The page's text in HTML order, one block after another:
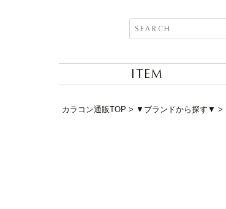
ITEM
カラコン通販TOP ▼ブランドから探す▼